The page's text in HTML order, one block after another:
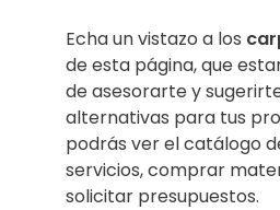
Echa un vistazo a los
de esta página, que
de asesorarte y
alternativas para tus
podrás ver el catálogo
servicios, comprar
solicitar presupuestos.